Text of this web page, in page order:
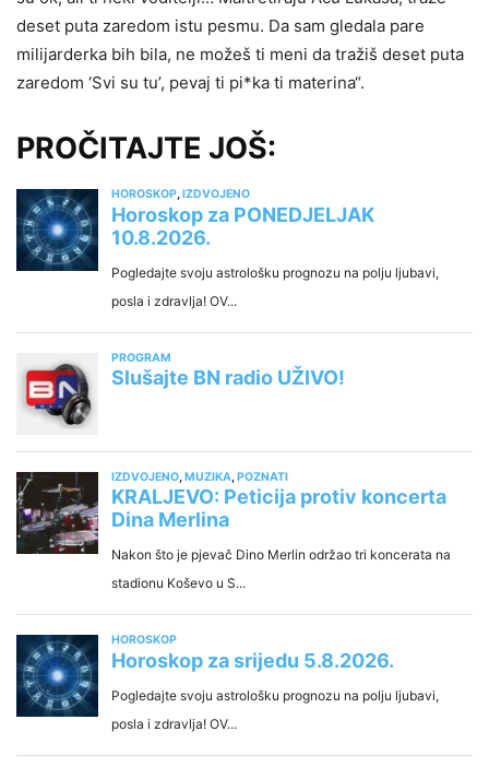
deset puta zaredom istu pesmu. Da sam gledala pare
milijarderka bih bila, ne možeš ti meni da tražiš deset puta
zaredom ‘Svi su tu’, pevaj ti pi*ka ti materina“.
PROČITAJTE JOŠ: